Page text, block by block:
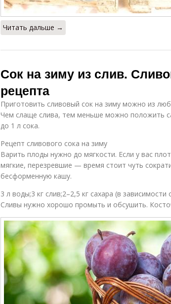
Читать дальше →
Сок на зиму из слив.
рецепта
Приготовить сливовый сок на зиму можно из
Чем слаще слива, тем меньше можно положить
до 1 л сока.
Рецепт сливового сока на зиму
Варить плоды нужно до мягкости. Если у вас
мягкие, перезревшие — время стоит чуть
бесформенную кашу.
3 л воды;3 кг слив;2–2,5 кг сахара (в
Сливы нужно хорошо промыть и обсушить.